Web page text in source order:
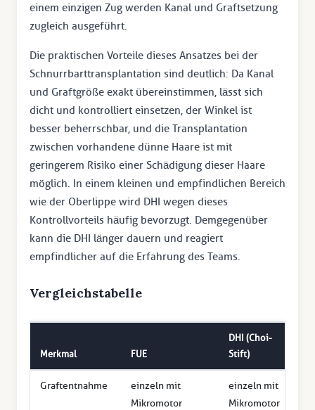
einem einzigen Zug werden Kanal und Graftsetzung
zugleich ausgeführt.
Die praktischen Vorteile dieses Ansatzes bei der
Schnurrbarttransplantation sind deutlich: Da Kanal
und Graftgröße exakt übereinstimmen, lässt sich
dicht und kontrolliert einsetzen, der Winkel ist
besser beherrschbar, und die Transplantation
zwischen vorhandene dünne Haare ist mit
geringerem Risiko einer Schädigung dieser Haare
möglich. In einem kleinen und empfindlichen Bereich
wie der Oberlippe wird DHI wegen dieses
Kontrollvorteils häufig bevorzugt. Demgegenüber
kann die DHI länger dauern und reagiert
empfindlicher auf die Erfahrung des Teams.
Vergleichstabelle
Merkmal FUE
DHI (Choi-
Stift)
Graftentnahme
einzeln mit
Mikromotor
einzeln mit
Mikromotor